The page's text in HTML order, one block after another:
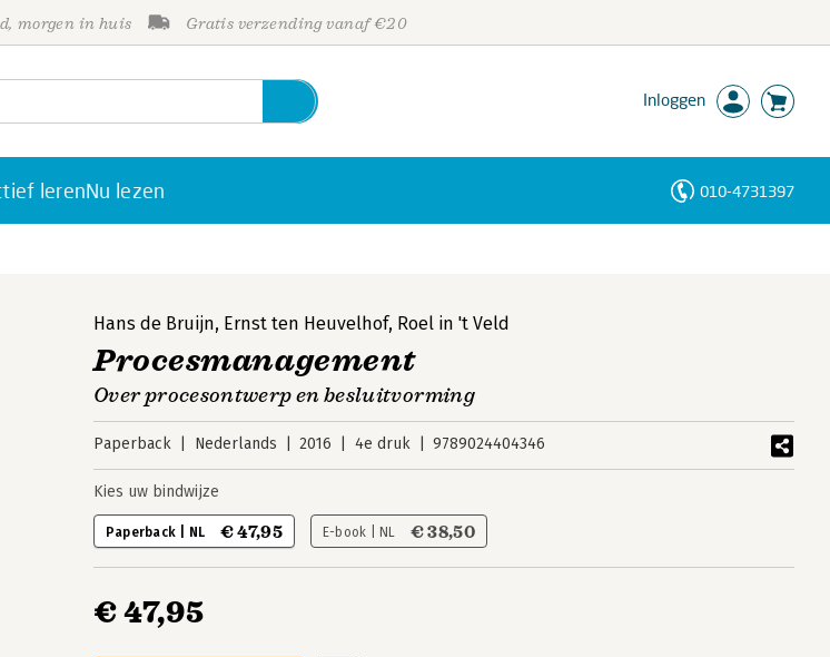
morgen in huis Gratis verzending vanaf €20
Inloggen
lerenNu lezen 010-4731397
Hans de Bruijn, Ernst ten Heuvelhof, Roel in 't Veld
Procesmanagement
Over procesontwerp en besluitvorming
Paperback Nederlands 2016 4e druk 9789024404346
Kies uw bindwijze
Paperback | NL € 47,95 E-book | NL € 38,50
€ 47,95
Personen